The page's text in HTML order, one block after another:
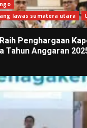
lawas sumatera utara
Penghargaan
Tahun Anggaran